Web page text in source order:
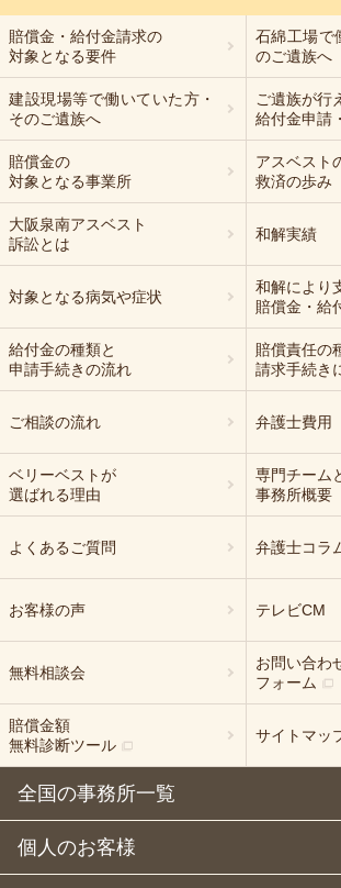
賠償金・給付金請求の
対象となる要件
石綿工場で
のご遺族へ
建設現場等で働いていた方・
そのご遺族へ
ご遺族が行
給付金申請
賠償金の
対象となる事業所
アスベスト
救済の歩み
大阪泉南アスベスト
訴訟とは
和解実績
対象となる病気や症状
和解により
賠償金・給
給付金の種類と
申請手続きの流れ
賠償責任の
請求手続き
ご相談の流れ 弁護士費用
ベリーベストが
選ばれる理由
専門チーム
事務所概要
よくあるご質問 弁護士コラ
お客様の声 テレビCM
無料相談会
お問い合わ
フォーム
賠償金額
無料診断ツール
サイトマッ
全国の事務所一覧
個人のお客様